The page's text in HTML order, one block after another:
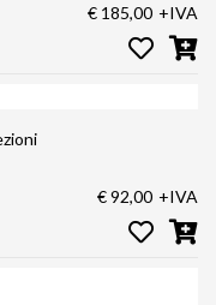
€ 185,00 +IVA
€ 92,00 +IVA